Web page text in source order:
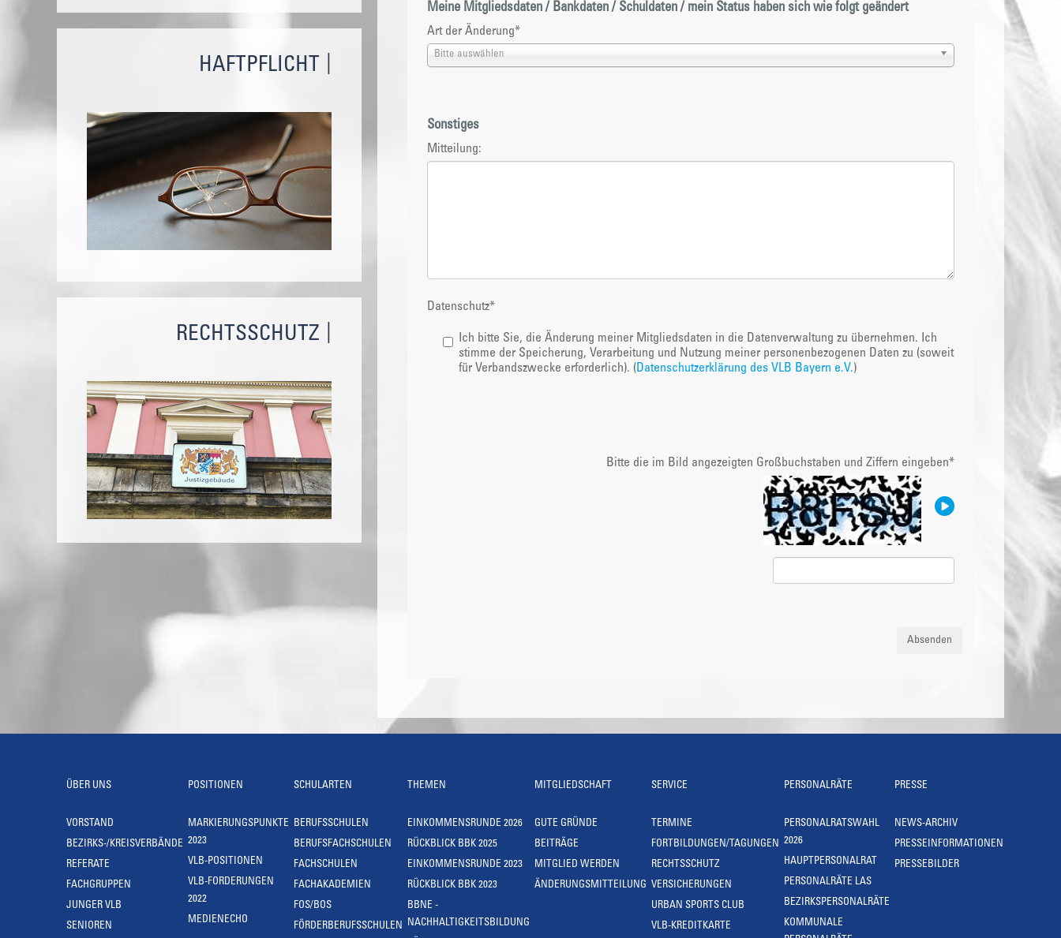
HAFTPFLICHT
RECHTSSCHUTZ
Meine Mitgliedsdaten / Bankdaten / Schuldaten / mein Status haben sich wie folgt geändert
Art der Änderung*
Bitte auswählen
Sonstiges
Mitteilung:
Datenschutz*
Ich bitte Sie, die Änderung meiner Mitgliedsdaten in die Datenverwaltung zu übernehmen. Ich
stimme der Speicherung, Verarbeitung und Nutzung meiner personenbezogenen Daten zu (soweit
für Verbandszwecke erforderlich). (Datenschutzerklärung des VLB Bayern e.V.)
Bitte die im Bild angezeigten Großbuchstaben und Ziffern eingeben*
Absenden
ÜBER UNS
VORSTAND
BEZIRKS-/KREISVERBÄNDE
REFERATE
FACHGRUPPEN
JUNGER VLB
SENIOREN
POSITIONEN
MARKIERUNGSPUNKTE
2023
VLB-POSITIONEN
VLB-FORDERUNGEN
2022
MEDIENECHO
SCHULARTEN
BERUFSSCHULEN
BERUFSFACHSCHULEN
FACHSCHULEN
FACHAKADEMIEN
FOS/BOS
FÖRDERBERUFSSCHULEN
THEMEN
EINKOMMENSRUNDE 2026
RÜCKBLICK BBK 2025
EINKOMMENSRUNDE 2023
RÜCKBLICK BBK 2023
BBNE -
NACHHALTIGKEITSBILDUNG
MITGLIEDSCHAFT
GUTE GRÜNDE
BEITRÄGE
MITGLIED WERDEN
ÄNDERUNGSMITTEILUNG
SERVICE
TERMINE
FORTBILDUNGEN/TAGUNGEN
RECHTSSCHUTZ
VERSICHERUNGEN
URBAN SPORTS CLUB
VLB-KREDITKARTE
PERSONALRÄTE
PERSONALRATSWAHL
2026
HAUPTPERSONALRAT
PERSONALRÄTE LAS
BEZIRKSPERSONALRÄTE
KOMMUNALE
PRESSE
NEWS-ARCHIV
PRESSEINFORMATIONEN
PRESSEBILDER